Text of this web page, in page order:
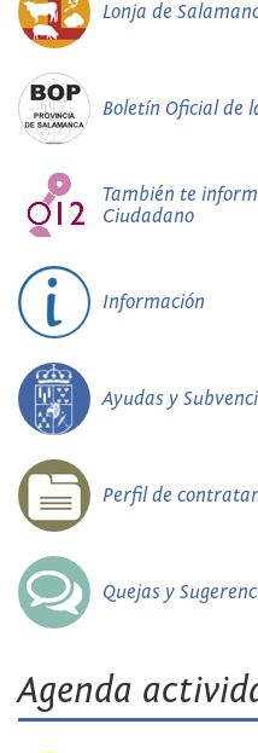
Lonja de
Boletín Oficial de
También te
Ciudadano
Información
Ayudas y
Perfil de
Quejas y
Agenda